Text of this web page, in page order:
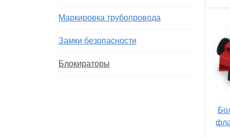
Маркировка трубопровода
Замки безопасности
Блокираторы